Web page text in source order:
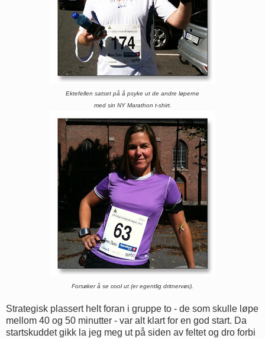
Ektefellen satset på å psyke ut de andre løperne
med sin NY Marathon t-shirt.
Forsøker å se cool ut (er egentlig dritnervøs).
Strategisk plassert helt foran i gruppe to - de som skulle løpe
mellom 40 og 50 minutter - var alt klart for en god start. Da
startskuddet gikk la jeg meg ut på siden av feltet og dro forbi